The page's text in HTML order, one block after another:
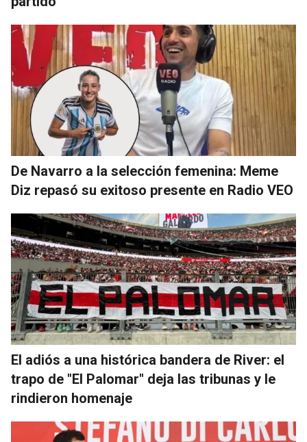
De Navarro a la selección femenina: Meme
Diz repasó su exitoso presente en Radio VEO
El adiós a una histórica bandera de River: el
trapo de "El Palomar" deja las tribunas y le
rindieron homenaje